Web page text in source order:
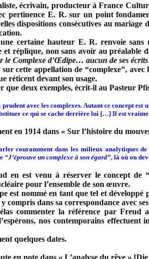
écrivain, producteur à France
pertinence E. R. sur un point
dispositions consécutives au
une certaine hauteur E. R. renvoie
et réplique, non sans avoir au préalable
le Complexe d’Œdipe… aucun de ses
cette appellation de “complexe”, avec
réticent devant son usage.
que deux exemples, écrit-il au Pasteur
avec les complexes. Autant ce concept
ce qui se cache derrière lui […] Il est
en 1914 dans « Sur l’histoire du
couramment dans les milieux analytiques
“J’éprouve un complexe à son égard”, là où on
en est venu à réserver le concept de
pour l’ensemble de son œuvre.
est nommé en tant que tel et
dans sa correspondance avec
commenter la référence par
nos contemporains
quelques dates.
en note dans « L’analyse du rêve »